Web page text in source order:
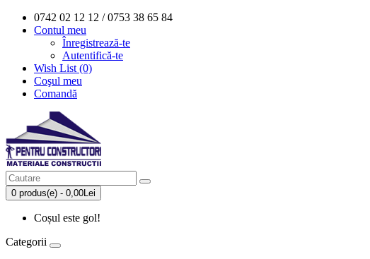
0742 02 12 12 / 0753 38 65 84
Contul meu
Înregistrează-te
Autentifică-te
Wish List (0)
Coşul meu
Comandă
0 produs(e) - 0,00Lei
Coșul este gol!
Categorii